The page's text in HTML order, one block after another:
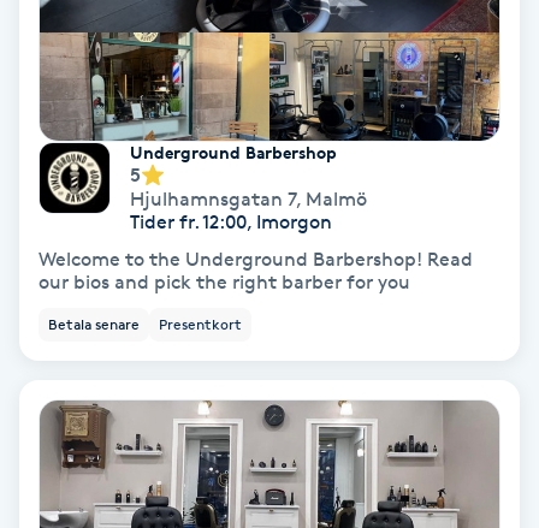
Färgning
Föning
Gel naglar
Gelenaglar
Gellack
Gellack med förstärkning
Gravidmassage
Underground Barbershop
5
Hjulhamnsgatan 7, Malmö
Tider fr. 12:00, Imorgon
Welcome to the Underground Barbershop! Read
our bios and pick the right barber for you
Betala senare Presentkort